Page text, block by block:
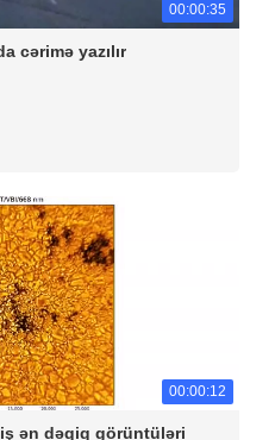
00:00:35
cərimə yazılır
00:00:12
ən dəqiq görüntüləri